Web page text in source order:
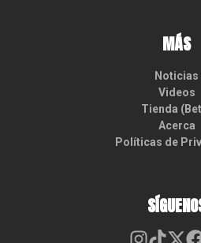
MÁS
Noticias
Videos
Tienda
Acerca
Políticas de